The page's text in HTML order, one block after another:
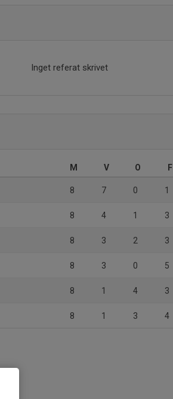
Inget referat skrivet
M V O F
8 7 0 1
8 4 1 3
8 3 2 3
8 3 0 5
8 1 4 3
8 1 3 4